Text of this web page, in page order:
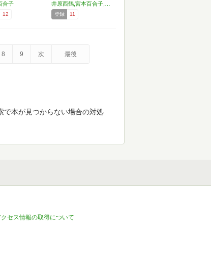
合子
12 登録 11
8 9 次 最後
で本が見つからない場合の対処
セス情報の取得について